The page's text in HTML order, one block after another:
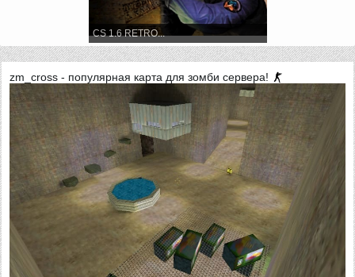
CS 1.6 RETRO...
zm_cross - популярная карта для зомби сервера!